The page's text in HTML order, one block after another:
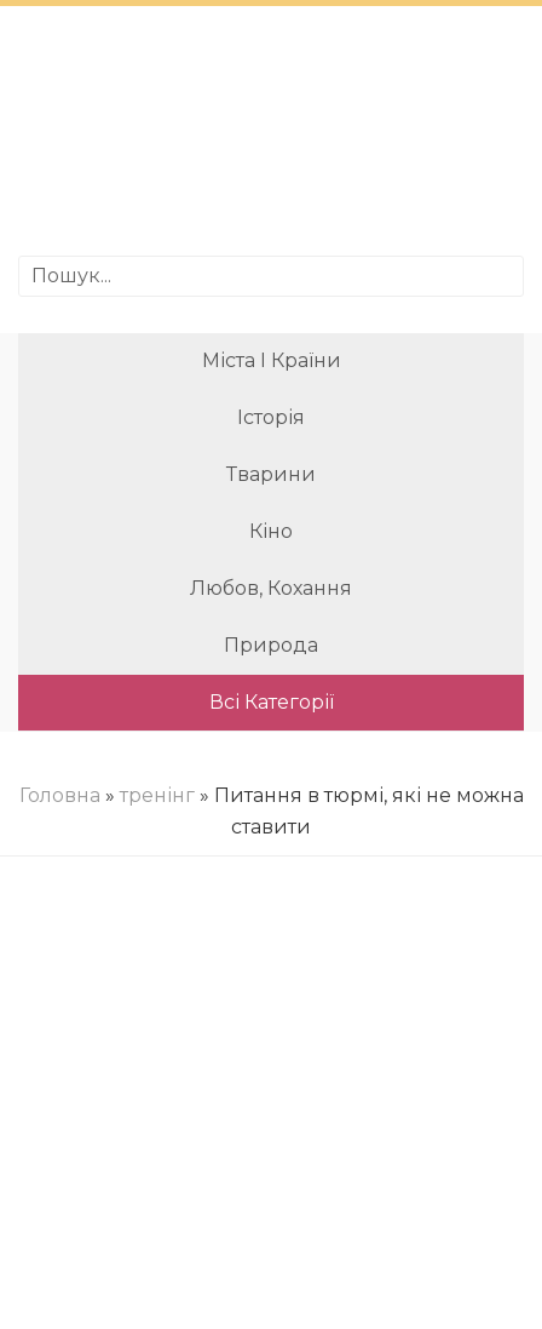
Міста І Країни
Історія
Тварини
Кіно
Любов, Кохання
Природа
Всі Категорії
Головна »тренінг» Питання в тюрмі, які не можна
ставити